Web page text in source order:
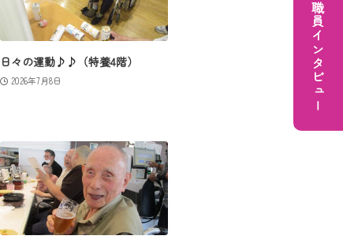
日々の運動♪♪（特養4階）
2026年7月8日 職員インタビュー